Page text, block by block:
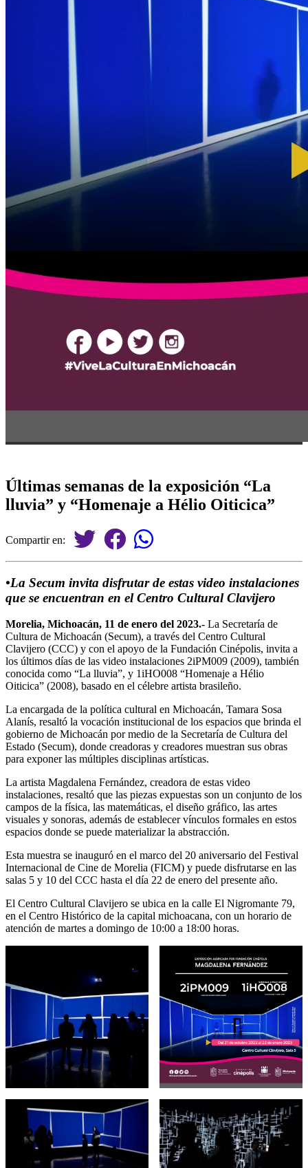
Últimas semanas de la exposición “La
lluvia” y “Homenaje a Hélio Oiticica”
Compartir en:
•La Secum invita disfrutar de estas video instalaciones
que se encuentran en el Centro Cultural Clavijero
Morelia, Michoacán, 11 de enero del 2023.- La Secretaría de
Cultura de Michoacán (Secum), a través del Centro Cultural
Clavijero (CCC) y con el apoyo de la Fundación Cinépolis, invita a
los últimos días de las video instalaciones 2iPM009 (2009), también
conocida como “La lluvia”, y 1iHO008 “Homenaje a Hélio
Oiticica” (2008), basado en el célebre artista brasileño.
La encargada de la política cultural en Michoacán, Tamara Sosa
Alanís, resaltó la vocación institucional de los espacios que brinda el
gobierno de Michoacán por medio de la Secretaría de Cultura del
Estado (Secum), donde creadoras y creadores muestran sus obras
para exponer las múltiples disciplinas artísticas.
La artista Magdalena Fernández, creadora de estas video
instalaciones, resaltó que las piezas expuestas son un conjunto de los
campos de la física, las matemáticas, el diseño gráfico, las artes
visuales y sonoras, además de establecer vínculos formales en estos
espacios donde se puede materializar la abstracción.
Esta muestra se inauguró en el marco del 20 aniversario del Festival
Internacional de Cine de Morelia (FICM) y puede disfrutarse en las
salas 5 y 10 del CCC hasta el día 22 de enero del presente año.
El Centro Cultural Clavijero se ubica en la calle El Nigromante 79,
en el Centro Histórico de la capital michoacana, con un horario de
atención de martes a domingo de 10:00 a 18:00 horas.